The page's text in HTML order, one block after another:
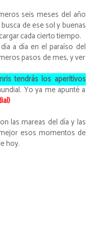
seis meses del año
de ese sol y buenas
cada cierto tiempo.
a día en el paraíso del
pasos de mes, y ver
tendrás los aperitivos
Yo ya me apunté a
las mareas del día y las
esos momentos de
hoy.